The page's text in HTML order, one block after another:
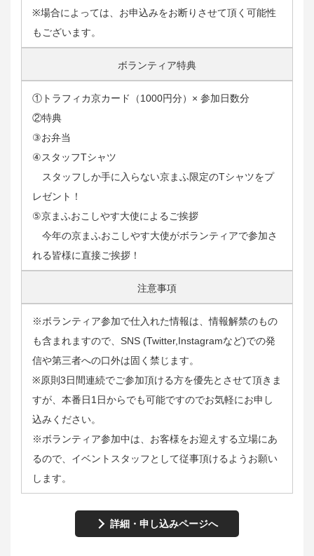
※場合によっては、お申込みをお断りさせて頂く可能性
もございます。
ボランティア特典
①トラフィカ京カード（1000円分）× 参加日数分
②特典
③お弁当
④スタッフTシャツ
スタッフしか手に入らない京まふ限定のTシャツをプ
レゼント！
⑤京まふおこしやす大使によるご挨拶
今年の京まふおこしやす大使がボランティアで参加さ
れる皆様に直接ご挨拶！
注意事項
※ボランティア参加で仕入れた情報は、情報解禁のもの
も含まれますので、SNS (Twitter,Instagramなど)での発
信や第三者への口外は固く禁じます。
※原則3日間連続でご参加頂ける方を優先とさせて頂きま
すが、本番日1日からでも可能ですのでお気軽にお申し
込みください。
※ボランティア参加中は、お客様をお迎えする立場にあ
るので、イベントスタッフとして従事頂けるようお願い
します。
詳細・申し込みページへ